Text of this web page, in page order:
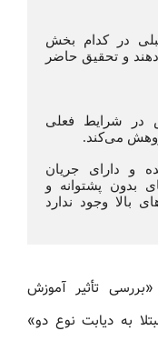
می‌کند.
تأثیر آموزش
به دیابت نوع دو»